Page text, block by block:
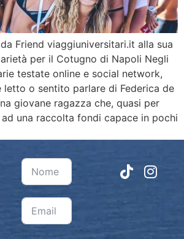
Friend viaggiuniversitari.it alla sua
per il Cotugno di Napoli Negli
testate online e social network,
letto o sentito parlare di Federica de
giovane ragazza che, quasi per
una raccolta fondi capace in pochi